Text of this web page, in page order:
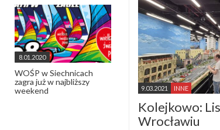
8.01.2020
WOŚP w Siechnicach
zagra już w najbliższy
weekend
9.03.2021 INNE
Kolejkowo:
Wrocławiu